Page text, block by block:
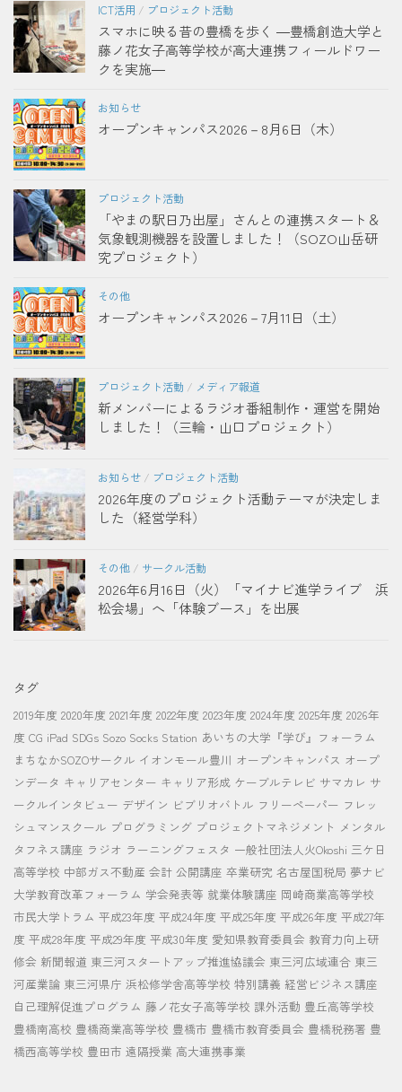
ICT活用 / プロジェクト活動
スマホに映る昔の豊橋を歩く ―豊橋創造大学と
藤ノ花女子高等学校が高大連携フィールドワー
クを実施―
お知らせ
オープンキャンパス2026－8月6日（木）
プロジェクト活動
「やまの駅日乃出屋」さんとの連携スタート＆
気象観測機器を設置しました！（SOZO山岳研
究プロジェクト）
その他
オープンキャンパス2026－7月11日（土）
プロジェクト活動 / メディア報道
新メンバーによるラジオ番組制作・運営を開始
しました！（三輪・山口プロジェクト）
お知らせ / プロジェクト活動
2026年度のプロジェクト活動テーマが決定しま
した（経営学科）
その他 / サークル活動
2026年6月16日（火）「マイナビ進学ライブ 浜
松会場」へ「体験ブース」を出展
タグ
2019年度 2020年度 2021年度 2022年度 2023年度 2024年度 2025年度 2026年
度 CG iPad SDGs Sozo Socks Station あいちの大学『学び』フォーラム
まちなかSOZOサークル イオンモール豊川 オープンキャンパス オープ
ンデータ キャリアセンター キャリア形成 ケーブルテレビ サマカレ サ
ークルインタビュー デザイン ビブリオバトル フリーペーパー フレッ
シュマンスクール プログラミング プロジェクトマネジメント メンタル
タフネス講座 ラジオ ラーニングフェスタ 一般社団法人火Okoshi 三ケ日
高等学校 中部ガス不動産 会計 公開講座 卒業研究 名古屋国税局 夢ナビ
大学教育改革フォーラム 学会発表等 就業体験講座 岡崎商業高等学校
市民大学トラム 平成23年度 平成24年度 平成25年度 平成26年度 平成27年
度 平成28年度 平成29年度 平成30年度 愛知県教育委員会 教育力向上研
修会 新聞報道 東三河スタートアップ推進協議会 東三河広域連合 東三
河産業論 東三河県庁 浜松修学舎高等学校 特別講義 経営ビジネス講座
自己理解促進プログラム 藤ノ花女子高等学校 課外活動 豊丘高等学校
豊橋南高校 豊橋商業高等学校 豊橋市 豊橋市教育委員会 豊橋税務署 豊
橋西高等学校 豊田市 遠隔授業 高大連携事業